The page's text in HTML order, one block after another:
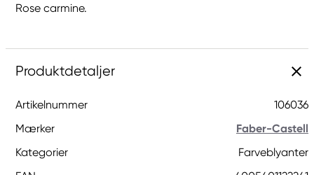
Rose carmine.
Produktdetaljer
Artikelnummer
106036
Mærker
Faber-Castell
Kategorier
Farveblyanter